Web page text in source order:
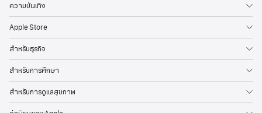
ความบันเทิง
Apple Store
สำหรับธุรกิจ
สำหรับการศึกษา
สำหรับการดูแลสุขภาพ